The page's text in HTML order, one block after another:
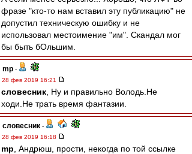
фразе "кто-то нам вставил эту публикацию" не
допустил техническую ошибку и не
использовал местоимение "им". Cкандал мог
бы быть бОльшим.
mp -
28 фев 2019 16:21
словесник , Ну и правильно Володь.Не
ходи.Не трать время фантазии.
словесник -
28 фев 2019 16:18
mp , Андрюш, прости, некогда по той ссылке